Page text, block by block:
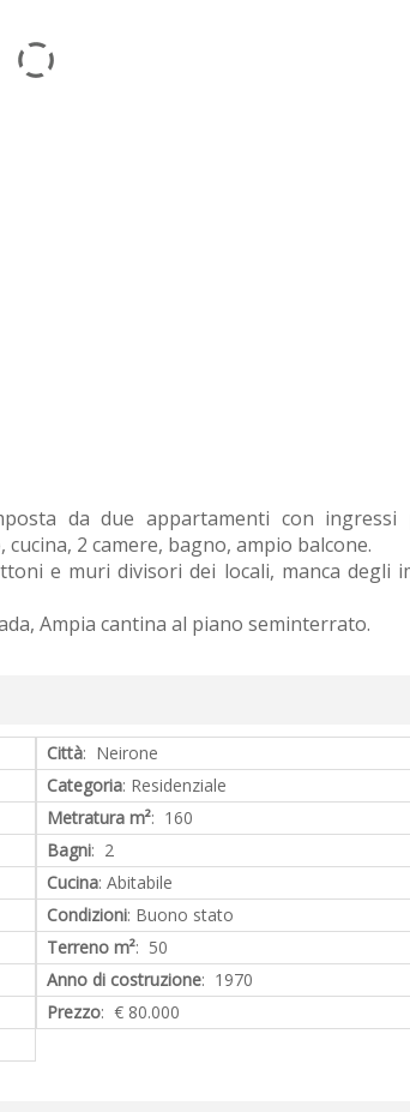
da due appartamenti con ingressi
2 camere, bagno, ampio balcone.
e muri divisori dei locali, manca degli
Ampia cantina al piano seminterrato.
Città: Neirone
Categoria: Residenziale
Metratura m²: 160
Bagni: 2
Cucina: Abitabile
Condizioni: Buono stato
Terreno m²: 50
Anno di costruzione: 1970
Prezzo: € 80.000